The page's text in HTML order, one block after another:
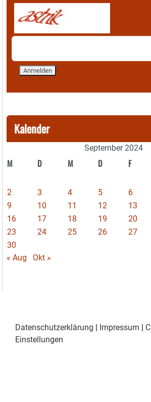
Kalender
September 2024
M D M D F
2
3 4 5 6
9
10 11 12 13
16
17 18 19 20
23
24 25 26 27
30
« Aug
Okt »
Datenschutzerklärung | Impressum |
Einstellungen